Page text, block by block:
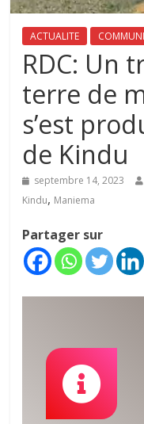
ACTUALITE
RDC: Un
terre de
s’est
de Kindu
septembre 14, 2023
Kindu, Maniema
Partager sur